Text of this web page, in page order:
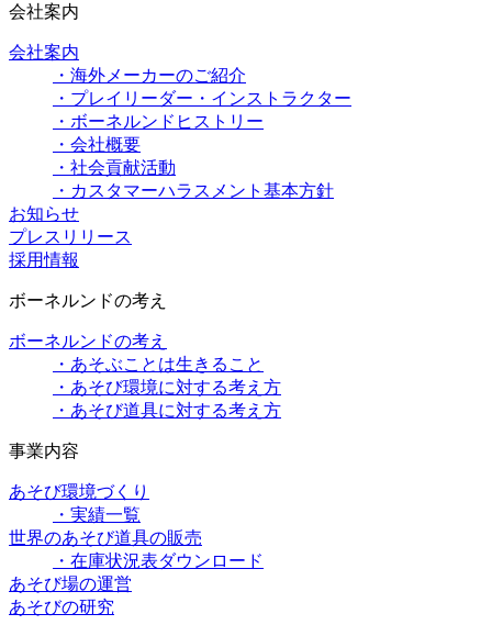
会社案内
会社案内
・海外メーカーのご紹介
・プレイリーダー・インストラクター
・ボーネルンドヒストリー
・会社概要
・社会貢献活動
・カスタマーハラスメント基本方針
お知らせ
プレスリリース
採用情報
ボーネルンドの考え
ボーネルンドの考え
・あそぶことは生きること
・あそび環境に対する考え方
・あそび道具に対する考え方
事業内容
あそび環境づくり
・実績一覧
世界のあそび道具の販売
・在庫状況表ダウンロード
あそび場の運営
あそびの研究